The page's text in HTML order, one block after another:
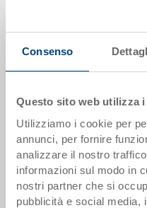
Consenso
Questo sito web utilizza
Utilizziamo i cookie per
annunci, per fornire
analizzare il nostro
informazioni sul modo in
nostri partner che si
pubblicità e social media,
Disponbilità: su richiesta
Il prodotto non può
offerta
Dati articolo